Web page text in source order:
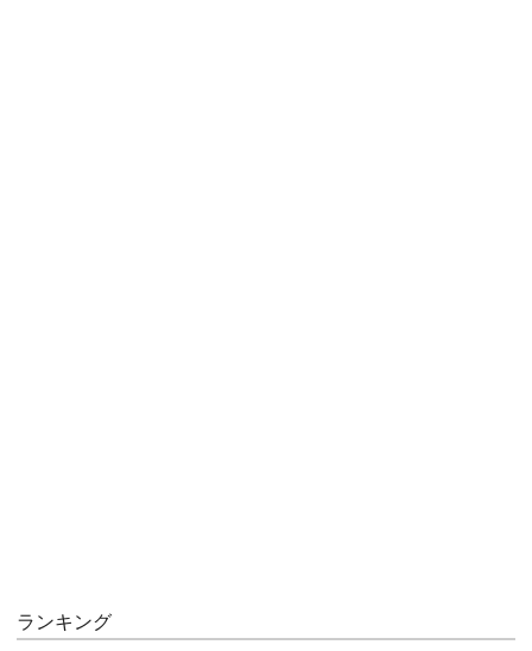
ランキング